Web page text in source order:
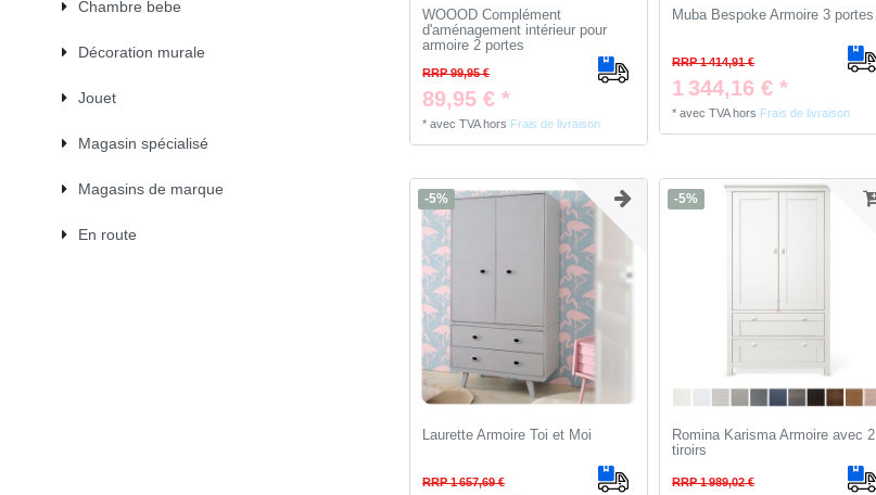
Chambre bebe
Décoration murale
Jouet
Magasin spécialisé
Magasins de marque
En route
WOOOD Complément
d'aménagement intérieur pour
armoire 2 portes
RRP 99,95 €
89,95 € *
*avec TVAhors Frais de livraison
Muba Bespoke Armoire 3 portes
RRP 1 414,91 €
1 344,16 € *
*avec TVAhors Frais de livraison
-5%
Laurette Armoire Toi et Moi
RRP 1 657,69 €
-5%
Romina Karisma Armoire avec 2
tiroirs
RRP 1 989,02 €